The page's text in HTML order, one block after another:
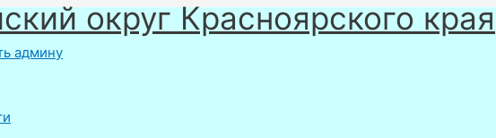
округ Красноярского края
админу